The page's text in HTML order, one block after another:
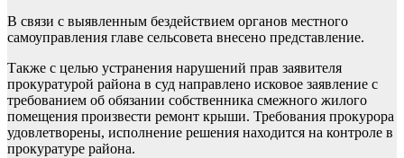
В связи с выявленным бездействием органов местного
самоуправления главе сельсовета внесено представление.
Также с целью устранения нарушений прав заявителя
прокуратурой района в суд направлено исковое заявление с
требованием об обязании собственника смежного жилого
помещения произвести ремонт крыши. Требования прокурора
удовлетворены, исполнение решения находится на контроле в
прокуратуре района.